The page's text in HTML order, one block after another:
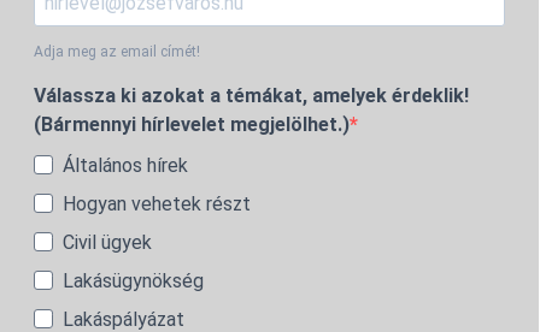
Adja meg az email címét!
Válassza ki azokat a témákat, amelyek érdeklik!
(Bármennyi hírlevelet megjelölhet.)
Általános hírek
Hogyan vehetek részt
Civil ügyek
Lakásügynökség
Lakáspályázat